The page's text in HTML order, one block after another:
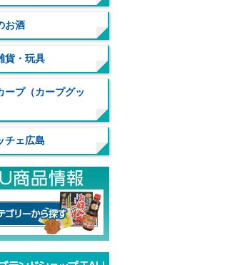
お酒
貨・玩具
ープ（カープグッ
チェ広島